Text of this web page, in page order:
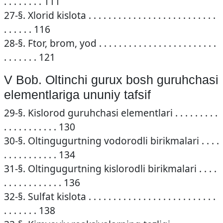
27-§. Xlorid kislota . . . . . . . . . . . . . . . . . . . . . . . . . .
. . . . . . 116
28-§. Ftor, brom, yod . . . . . . . . . . . . . . . . . . . . . . . .
. . . . . . . 121
V Bob. Oltinchi gurux bosh guruhchasi
elementlariga ununiy tafsif
29-§. Kislorod guruhchasi elementlari . . . . . . . . .
. . . . . . . . . . . 130
30-§. Oltingugurtning vodorodli birikmalari . . . .
. . . . . . . . . . . 134
31-§. Oltingugurtning kislorodli birikmalari . . . .
. . . . . . . . . . . . 136
32-§. Sulfat kislota . . . . . . . . . . . . . . . . . . . . . . . . . .
. . . . . . . 138